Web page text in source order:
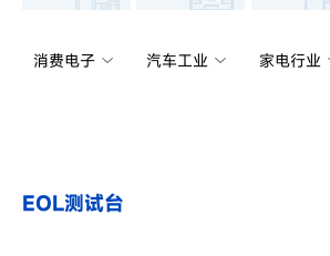
消费电子 汽车工业 家电行业
EOL测试台